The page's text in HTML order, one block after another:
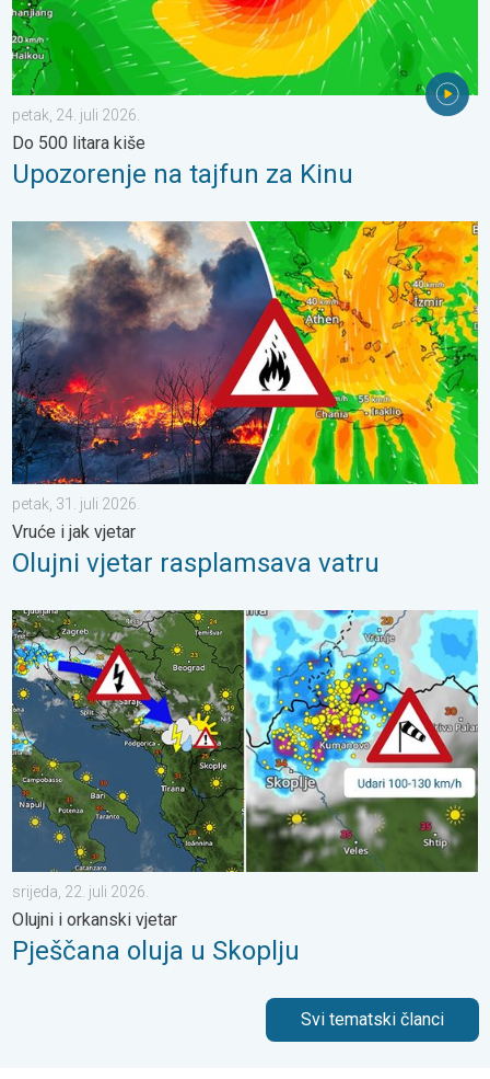
petak, 24. juli 2026.
Do 500 litara kiše
Upozorenje na tajfun za Kinu
Olujni vjetar rasplamsava vatru. Vruće i jak vjetar. . . petak, 31.
petak, 31. juli 2026.
Vruće i jak vjetar
Olujni vjetar rasplamsava vatru
Pješčana oluja u Skoplju. Olujni i orkanski vjetar. . . srijeda, 22.
srijeda, 22. juli 2026.
Olujni i orkanski vjetar
Pješčana oluja u Skoplju
Svi tematski članci